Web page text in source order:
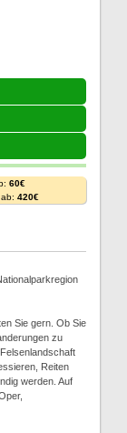
60€
420€
Sie gern. Ob Sie
zu
Reiten
werden. Auf